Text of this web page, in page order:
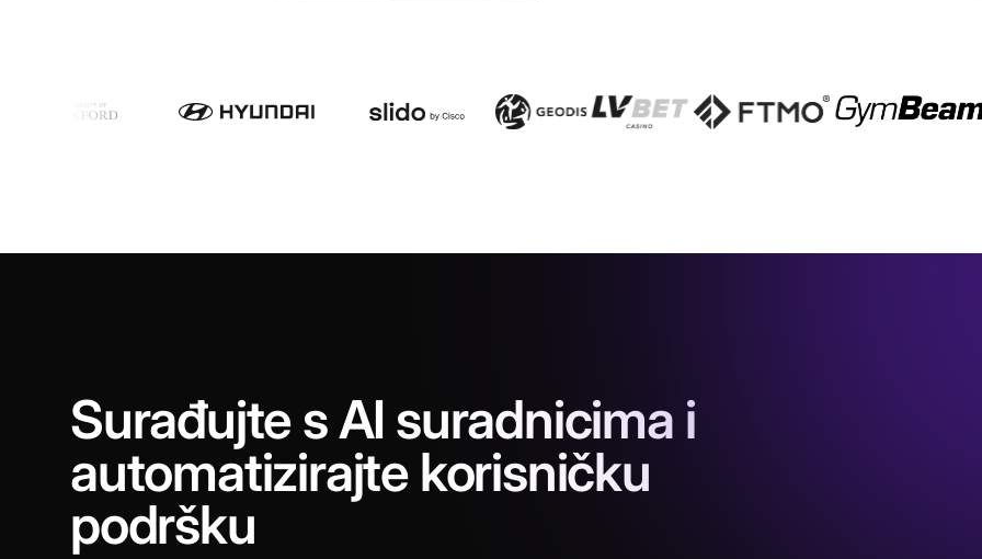
Surađujte s AI suradnicima i
automatizirajte korisničku
podršku